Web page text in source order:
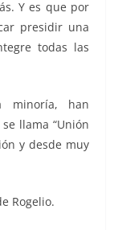
Y es que por
presidir una
todas las
minoría, han
llama “Unión
y desde muy
Rogelio.